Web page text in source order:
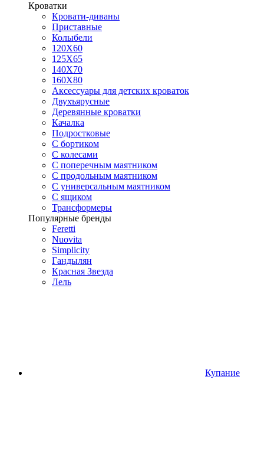
Кроватки
Кровати-диваны
Приставные
Колыбели
120Х60
125X65
140Х70
160Х80
Аксессуары для детских кроваток
Двухъярусные
Деревянные кроватки
Качалка
Подростковые
С бортиком
С колесами
С поперечным маятником
С продольным маятником
С универсальным маятником
С ящиком
Трансформеры
Популярные бренды
Feretti
Nuovita
Simplicity
Гандылян
Красная Звезда
Лель
Купание